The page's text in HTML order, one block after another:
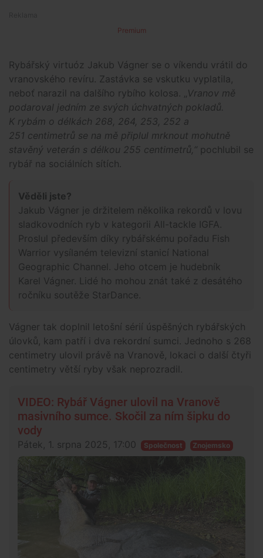
Premium
Rybářský virtuóz Jakub Vágner se o víkendu vrátil do
vranovského revíru. Zastávka se vskutku vyplatila,
neboť narazil na dalšího rybího kolosa. „Vranov mě
podaroval jedním ze svých úchvatných pokladů.
K rybám o délkách 268, 264, 253, 252 a
251 centimetrů se na mě připlul mrknout mohutně
stavěný veterán s délkou 255 centimetrů,“ pochlubil se
rybář na sociálních sítích.
Věděli jste?
Jakub Vágner je držitelem několika rekordů v lovu
sladkovodních ryb v kategorii All-tackle IGFA.
Proslul především díky rybářskému pořadu Fish
Warrior vysílaném televizní stanicí National
Geographic Channel. Jeho otcem je hudebník
Karel Vágner. Lidé ho mohou znát také z desátého
ročníku soutěže StarDance.
Vágner tak doplnil letošní sérií úspěšných rybářských
úlovků, kam patří i dva rekordní sumci. Jednoho s 268
centimetry ulovil právě na Vranově, lokaci o další čtyři
centimetry větší ryby však neprozradil.
VIDEO: Rybář Vágner ulovil na Vranově
masivního sumce. Skočil za ním šipku do
vody
Pátek, 1. srpna 2025, 17:00 Společnost Znojemsko